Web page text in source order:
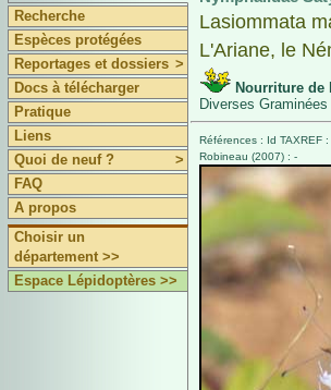
Recherche
Espèces protégées
Reportages et dossiers >
Docs à télécharger
Pratique
Liens
Quoi de neuf ?
>
FAQ
A propos
Choisir un
département >>
Espace Lépidoptères >>
Lasiommata
L'Ariane, le
Nourriture de
Diverses Graminées
Références : Id TAXREF
Robineau (2007) : -